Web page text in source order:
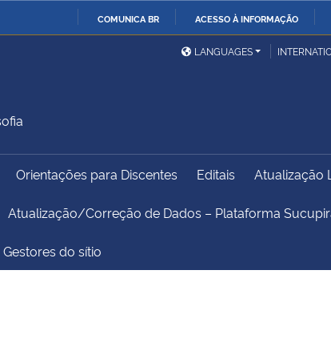
COMUNICA BR ACESSO À INFORMAÇÃO
Ministério da Defesa
Ministério das Relações
Exteriores
Desenvolvimento Regional
União
Advocacia-Geral da União Banco Central do Brasil
LANGUAGES
Orientações para Discentes Editais Atualização
Atualização/Correção de Dados – Plataforma
Gestores do sítio